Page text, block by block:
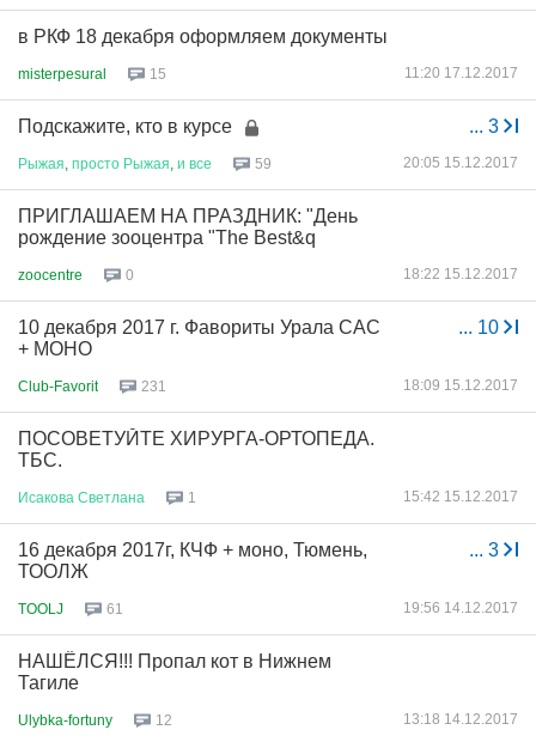
в РКФ 18 декабря оформляем документы
misterpesural 15 11:20 17.12.2017
... 3
Подскажите, кто в курсе
Рыжая просто Рыжая и все 59 20:05 15.12.2017
ПРИГЛАШАЕМ НА ПРАЗДНИК: "День
рождение зооцентра "The Best&q
zoocentre 0 18:22 15.12.2017
... 10
10 декабря 2017 г. Фавориты Урала САС
+ МОНО
Club-Favorit 231 18:09 15.12.2017
ПОСОВЕТУЙТЕ ХИРУРГА-ОРТОПЕДА.
ТБС.
Исакова Светлана 1 15:42 15.12.2017
... 3
16 декабря 2017г, КЧФ + моно, Тюмень,
ТООЛЖ
TOOLJ 61 19:56 14.12.2017
НАШЁЛСЯ!!! Пропал кот в Нижнем
Тагиле
Ulybka-fortuny 12 13:18 14.12.2017